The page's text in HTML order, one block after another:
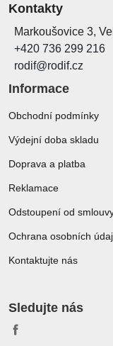
Kontakty
Markoušovice 3,
+420 736 299 216
rodif@rodif.cz
Informace
Obchodní podmínky
Výdejní doba skladu
Doprava a platba
Reklamace
Odstoupení od
Ochrana osobních
Kontaktujte nás
Sledujte nás